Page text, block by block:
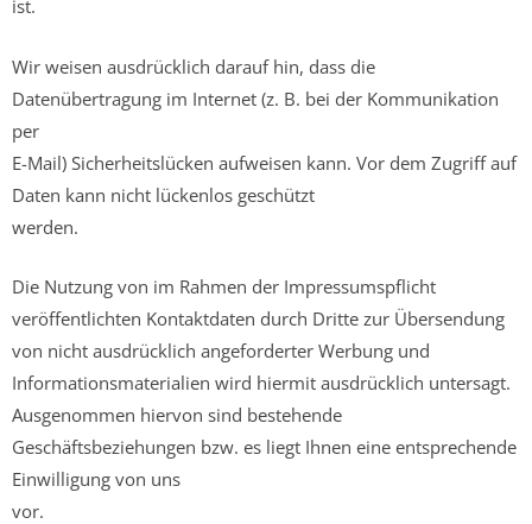
ist.
Wir weisen ausdrücklich darauf hin, dass die
Datenübertragung im Internet (z. B. bei der Kommunikation
per
E-Mail) Sicherheitslücken aufweisen kann. Vor dem Zugriff auf
Daten kann nicht lückenlos geschützt
werden.
Die Nutzung von im Rahmen der Impressumspflicht
veröffentlichten Kontaktdaten durch Dritte zur Übersendung
von nicht ausdrücklich angeforderter Werbung und
Informationsmaterialien wird hiermit ausdrücklich untersagt.
Ausgenommen hiervon sind bestehende
Geschäftsbeziehungen bzw. es liegt Ihnen eine entsprechende
Einwilligung von uns
vor.